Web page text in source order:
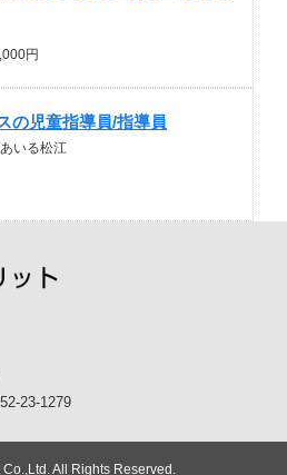
円
の児童指導員/指導員
いる松江
23-1279
All Rights Reserved.